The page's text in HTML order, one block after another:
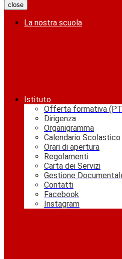
close
La nostra scuola
Istituto
Offerta formativa
Dirigenza
Organigramma
Calendario Scolastico
Orari di apertura
Regolamenti
Carta dei Servizi
Gestione
Contatti
Facebook
Instagram